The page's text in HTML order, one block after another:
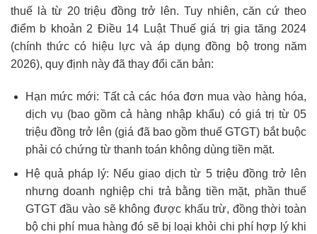
thuế là từ 20 triệu đồng trở lên. Tuy nhiên, căn cứ theo
điểm b khoản 2 Điều 14 Luật Thuế giá trị gia tăng 2024
(chính thức có hiệu lực và áp dụng đồng bộ trong năm
2026), quy định này đã thay đổi căn bản:
Hạn mức mới: Tất cả các hóa đơn mua vào hàng hóa,
dịch vụ (bao gồm cả hàng nhập khẩu) có giá trị từ 05
triệu đồng trở lên (giá đã bao gồm thuế GTGT) bắt buộc
phải có chứng từ thanh toán không dùng tiền mặt.
Hệ quả pháp lý: Nếu giao dịch từ 5 triệu đồng trở lên
nhưng doanh nghiệp chi trả bằng tiền mặt, phần thuế
GTGT đầu vào sẽ không được khấu trừ, đồng thời toàn
bộ chi phí mua hàng đó sẽ bị loại khỏi chi phí hợp lý khi